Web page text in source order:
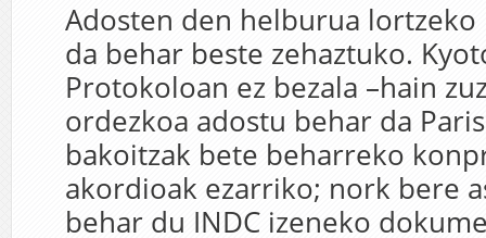
Adosten den helburua
da behar beste zehaztuko.
Protokoloan ez bezala –hain
ordezkoa adostu behar da
bakoitzak bete beharreko
akordioak ezarriko; nork bere
behar du INDC izeneko